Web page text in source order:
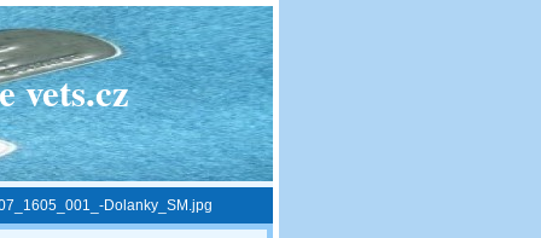
vets.cz
Dolanky_SM.jpg